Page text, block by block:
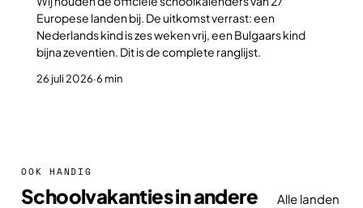
Europese landen bij. De uitkomst verrast: een
Nederlands kind is zes weken vrij, een Bulgaars kind
bijna zeventien. Dit is de complete ranglijst.
26 juli 2026·6 min
OOK HANDIG
Schoolvakanties in andere
Alle landen